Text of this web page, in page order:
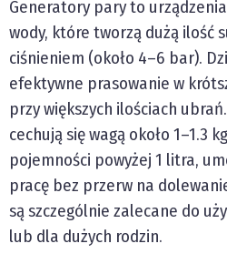
Generatory pary to
wody, które tworzą dużą ilość
ciśnieniem (około 4–6 bar).
efektywne prasowanie w
przy większych ilościach
cechują się wagą około 1–1.3
pojemności powyżej 1 litra,
pracę bez przerw na
są szczególnie zalecane do
lub dla dużych rodzin.